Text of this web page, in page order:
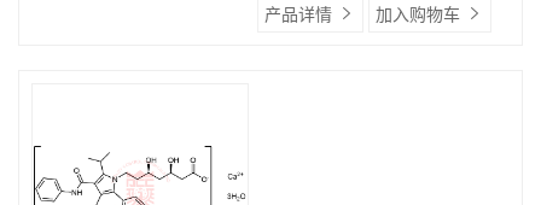
产品详情 加入购物车